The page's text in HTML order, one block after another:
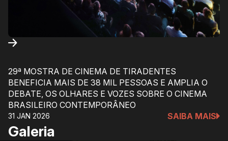
29ª MOSTRA DE CINEMA DE TIRADENTES
BENEFICIA MAIS DE 38 MIL PESSOAS E AMPLIA O
DEBATE, OS OLHARES E VOZES SOBRE O CINEMA
BRASILEIRO CONTEMPORÂNEO
31 JAN 2026 SAIBA MAIS
Galeria